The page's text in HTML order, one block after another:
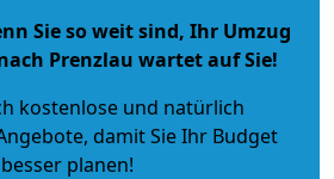
Sie so weit sind, Ihr Umzug
Prenzlau wartet auf Sie!
kostenlose und natürlich
, damit Sie Ihr Budget
besser planen!